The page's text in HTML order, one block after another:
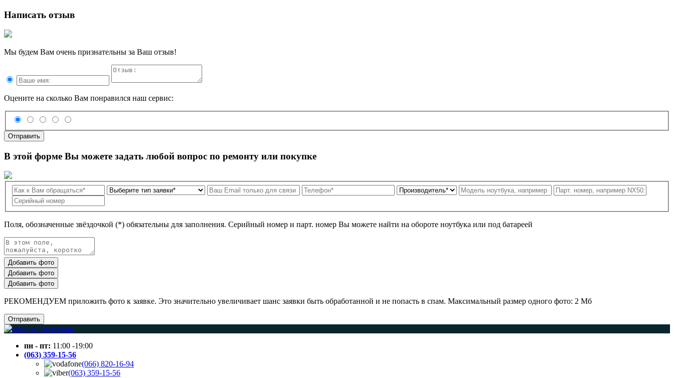
Написать отзыв
Мы будем Вам очень признательны за Ваш отзыв!
Оцените на сколько Вам понравился наш сервис:
Отправить
В этой форме Вы можете задать любой вопрос по ремонту или покупке
Поля, обозначенные звёздочкой (*) обязательны для заполнения. Серийный номер и парт. номер Вы можете найти на обороте ноутбука или под батареей
Добавить фото
Добавить фото
Добавить фото
РЕКОМЕНДУЕМ приложить фото к заявке. Это значительно увеличивает шанс заявки быть обработанной и не попасть в спам. Максимальный размер одного фото: 2 Мб
Отправить
пн - пт: 11:00 -19:00
(063) 359-15-56
(066) 820-16-94
(063) 359-15-56